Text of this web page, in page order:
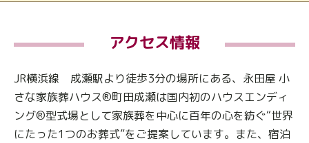
アクセス情報
JR横浜線 成瀬駅より徒歩3分の場所にある、永田屋 小
さな家族葬ハウス®町田成瀬は国内初のハウスエンディ
ング®型式場として家族葬を中心に百年の心を紡ぐ“世界
にたった1つのお葬式”をご提案しています。また、宿泊